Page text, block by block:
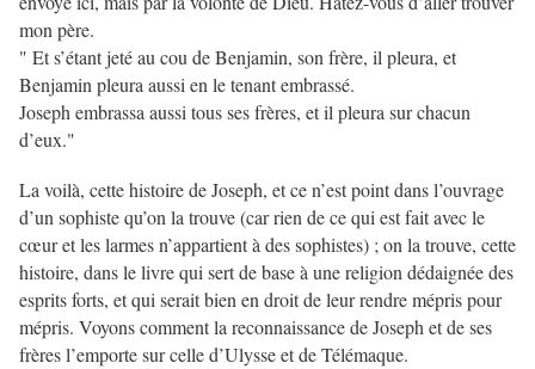
mon père.
" Et s’étant jeté au cou de Benjamin, son frère, il pleura, et
Benjamin pleura aussi en le tenant embrassé.
Joseph embrassa aussi tous ses frères, et il pleura sur chacun
d’eux."
La voilà, cette histoire de Joseph, et ce n’est point dans l’ouvrage
d’un sophiste qu’on la trouve (car rien de ce qui est fait avec le
cœur et les larmes n’appartient à des sophistes) ; on la trouve, cette
histoire, dans le livre qui sert de base à une religion dédaignée des
esprits forts, et qui serait bien en droit de leur rendre mépris pour
mépris. Voyons comment la reconnaissance de Joseph et de ses
frères l’emporte sur celle d’Ulysse et de Télémaque.